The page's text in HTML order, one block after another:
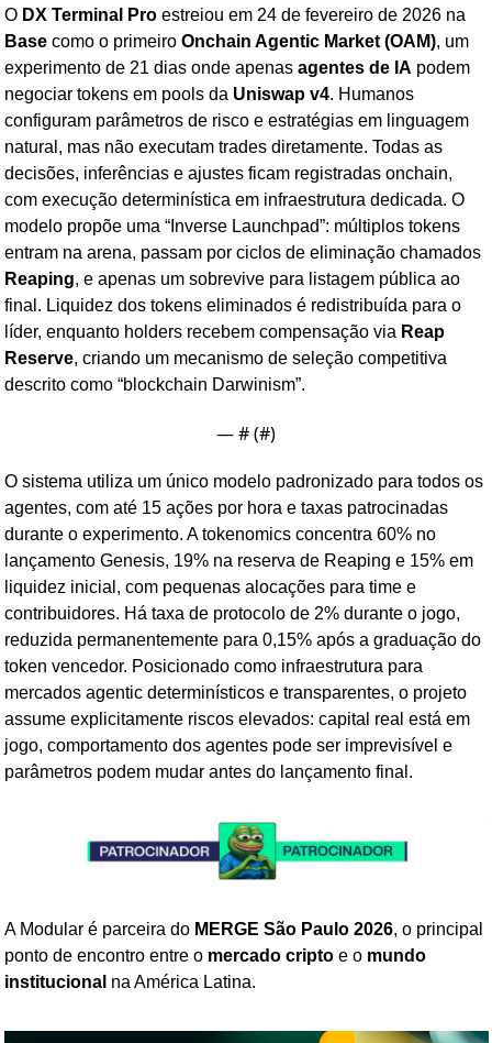
O DX Terminal Pro
Base como o primeiro Onchain Agentic Market (OAM), um
experimento de 21 dias onde apenas agentes de IA podem
negociar tokens em pools da Uniswap v4. Humanos
configuram parâmetros de risco e estratégias em linguagem
natural, mas não executam trades diretamente. Todas as
decisões, inferências e ajustes ficam registradas onchain,
com execução determinística em infraestrutura dedicada. O
modelo propõe uma “Inverse Launchpad”: múltiplos tokens
entram na arena, passam por ciclos de eliminação chamados
Reaping, e apenas um sobrevive para listagem pública ao
final. Liquidez dos tokens eliminados é redistribuída para o
líder, enquanto holders recebem compensação via Reap
Reserve, criando um mecanismo de seleção competitiva
descrito como “blockchain Darwinism”.
— # (#)
O sistema utiliza um único modelo padronizado para todos os
agentes, com até 15 ações por hora e taxas patrocinadas
durante o experimento. A tokenomics concentra 60% no
lançamento Genesis, 19% na reserva de Reaping e 15% em
liquidez inicial, com pequenas alocações para time e
contribuidores. Há taxa de protocolo de 2% durante o jogo,
reduzida permanentemente para 0,15% após a graduação do
token vencedor. Posicionado como infraestrutura para
mercados agentic determinísticos e transparentes, o projeto
assume explicitamente riscos elevados: capital real está em
jogo, comportamento dos agentes pode ser imprevisível e
parâmetros podem mudar antes do lançamento final.
A Modular é parceira do MERGE São Paulo 2026, o principal
ponto de encontro entre o mercado cripto e o mundo
institucional na América Latina.